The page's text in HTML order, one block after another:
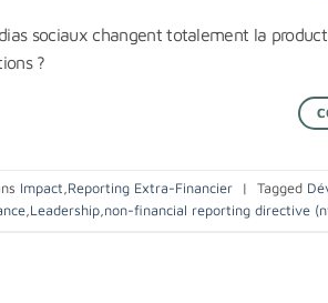
sociaux changent totalement la
?
Impact,Reporting Extra-Financier | Tagged
,Leadership,non-financial reporting directive